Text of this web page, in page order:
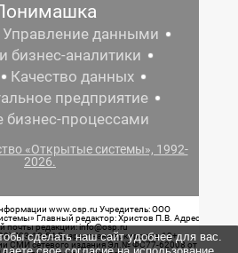
Управление данными
бизнес-аналитики
Качество данных
предприятие
бизнес-процессами
«Открытые системы», 1992-
2026.
www.osp.ru Учредитель: ООО
Главный редактор: Христов П.В. Адрес
почты редакции: info@osp.ru
703-18-54 Возрастная маркировка: 12+
СМИ сетевого издания Эл.№ ФС77-62008 от
сделать наш сайт удобнее для вас.